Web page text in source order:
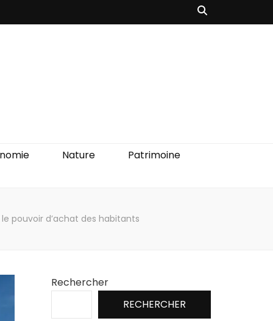
Nature
Patrimoine
pouvoir d’achat des habitants
Rechercher
RECHERCHER